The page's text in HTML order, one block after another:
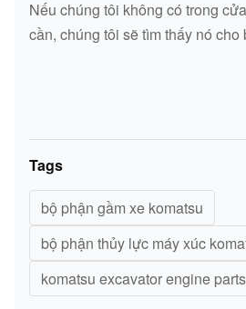
CẢM BIẾN
CÁCH
PC300-6
CÁCH
PC200-3
CẢM BIẾN PC120-5 / 6
CẢM BIẾN PC200-5
CẢM BIẾN PC200-6
Nếu chúng tôi không có trong
cần, chúng tôi sẽ tìm thấy nó cho
Tags
bộ phận gầm xe komatsu
bộ phận thủy lực máy xúc
komatsu excavator engine parts